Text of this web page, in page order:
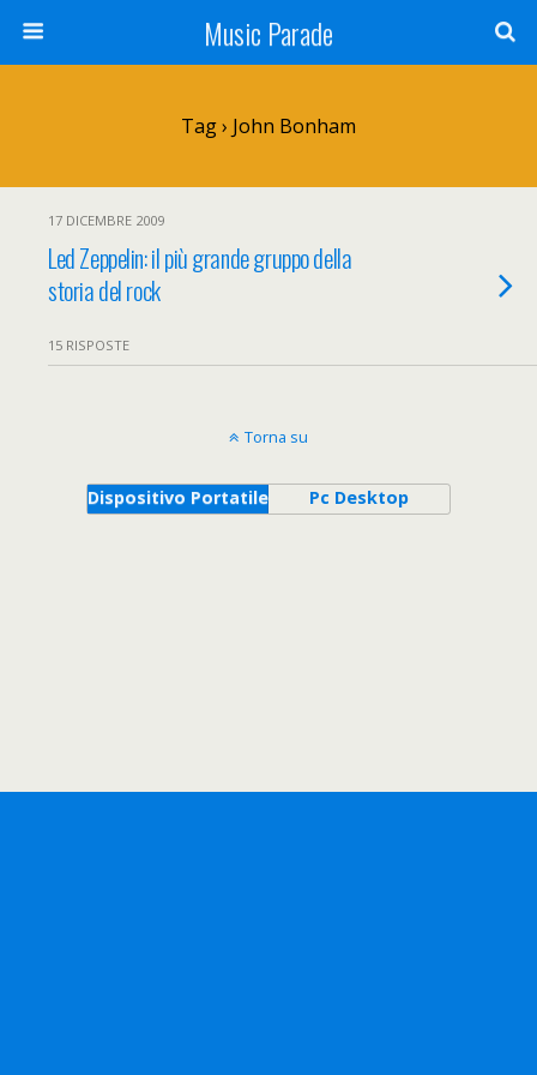
Music Parade
Tag › John Bonham
17 DICEMBRE 2009
Led Zeppelin: il più grande gruppo della
storia del rock
15 RISPOSTE
Torna su
Dispositivo Portatile Pc Desktop